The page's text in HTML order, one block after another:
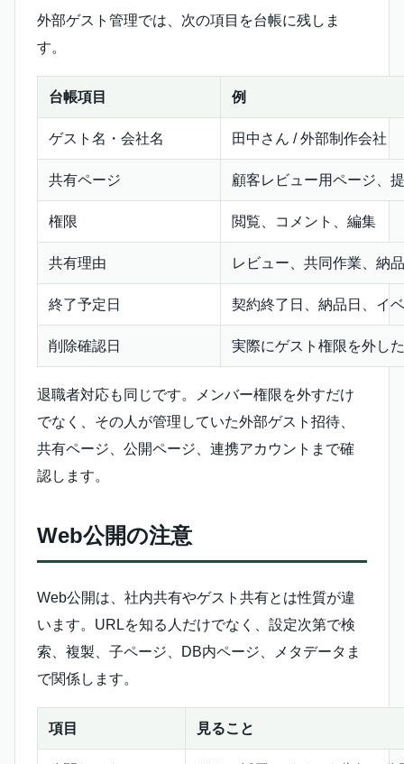
外部ゲスト管理では、次の項目を台帳に残しま
す。
台帳項目 例
ゲスト名・会社名 田中さん / 外部制作会社
共有ページ 顧客レビュー用ページ、
権限 閲覧、コメント、編集
共有理由 レビュー、共同作業、納
終了予定日 契約終了日、納品日、イ
削除確認日 実際にゲスト権限を外し
退職者対応も同じです。メンバー権限を外すだけ
でなく、その人が管理していた外部ゲスト招待、
共有ページ、公開ページ、連携アカウントまで確
認します。
Web公開の注意
Web公開は、社内共有やゲスト共有とは性質が違
います。URLを知る人だけでなく、設定次第で検
索、複製、子ページ、DB内ページ、メタデータま
で関係します。
項目 見ること